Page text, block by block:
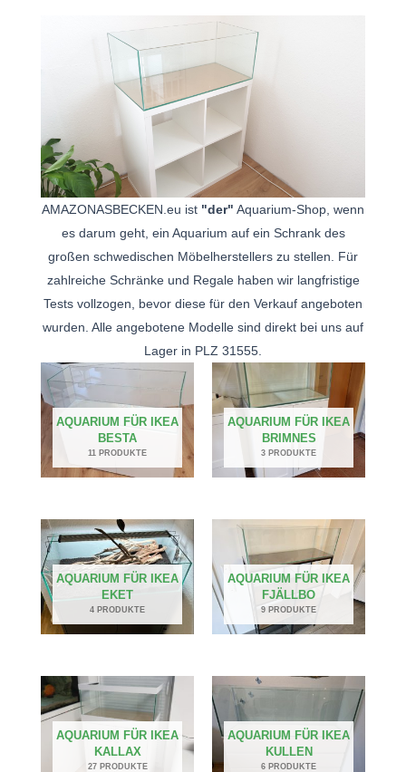
AMAZONASBECKEN.eu ist "der" Aquarium-Shop, wenn
es darum geht, ein Aquarium auf ein Schrank des
großen schwedischen Möbelherstellers zu stellen. Für
zahlreiche Schränke und Regale haben wir langfristige
Tests vollzogen, bevor diese für den Verkauf angeboten
wurden. Alle angebotene Modelle sind direkt bei uns auf
Lager in PLZ 31555.
AQUARIUM FÜR IKEA
BESTA
11 PRODUKTE
AQUARIUM FÜR IKEA
BRIMNES
3 PRODUKTE
AQUARIUM FÜR IKEA
EKET
4 PRODUKTE
AQUARIUM FÜR IKEA
FJÄLLBO
9 PRODUKTE
AQUARIUM FÜR IKEA
KALLAX
27 PRODUKTE
AQUARIUM FÜR IKEA
KULLEN
6 PRODUKTE